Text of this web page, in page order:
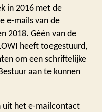
in 2016 met de
e-mails van de
2018. Géén van de
heeft toegestuurd,
om een schriftelijke
aan te kunnen
uit het e-mailcontact